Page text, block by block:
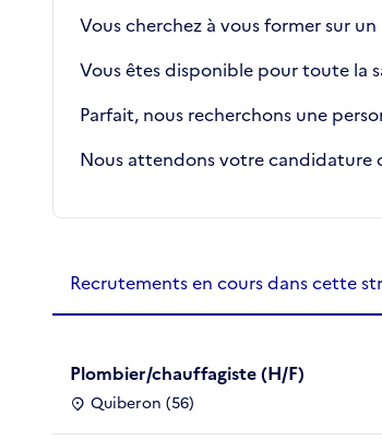
Vous cherchez à vous former sur
Vous êtes disponible pour toute la
Parfait, nous recherchons une
Nous attendons votre candidature
Recrutements de la
Recrutements en cours dans cette
Plombier/chauffagiste (H/F)
Quiberon (56)